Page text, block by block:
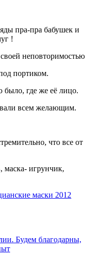
пра-пра бабушек и
!
неповторимостью
портиком.
где же её лицо.
всем желающим.
что все от
маска- игрунчик,
маски 2012
Будем благодарны,